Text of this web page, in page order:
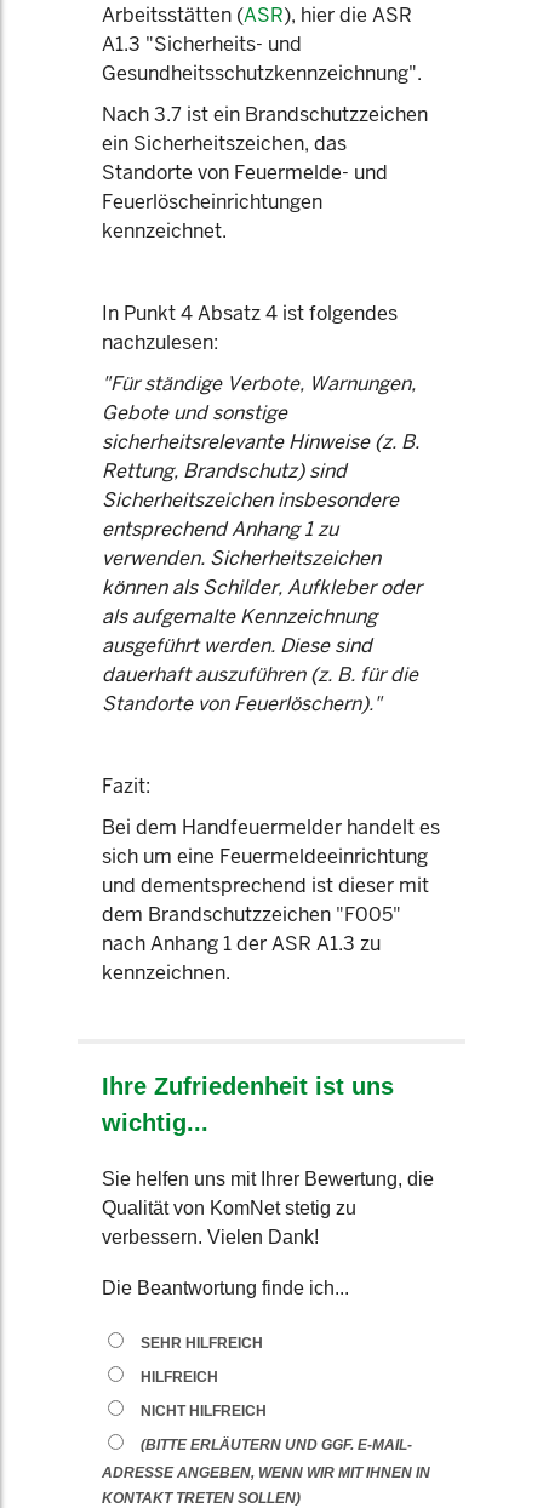
Arbeitsstätten (ASR), hier die ASR
A1.3 "Sicherheits- und
Gesundheitsschutzkennzeichnung".
Nach 3.7 ist ein Brandschutzzeichen
ein Sicherheitszeichen, das
Standorte von Feuermelde- und
Feuerlöscheinrichtungen
kennzeichnet.
In Punkt 4 Absatz 4 ist folgendes
nachzulesen:
"Für ständige Verbote, Warnungen,
Gebote und sonstige
sicherheitsrelevante Hinweise (z. B.
Rettung, Brandschutz) sind
Sicherheitszeichen insbesondere
entsprechend Anhang 1 zu
verwenden. Sicherheitszeichen
können als Schilder, Aufkleber oder
als aufgemalte Kennzeichnung
ausgeführt werden. Diese sind
dauerhaft auszuführen (z. B. für die
Standorte von Feuerlöschern)."
Fazit:
Bei dem Handfeuermelder handelt es
sich um eine Feuermeldeeinrichtung
und dementsprechend ist dieser mit
dem Brandschutzzeichen "F005"
nach Anhang 1 der ASR A1.3 zu
kennzeichnen.